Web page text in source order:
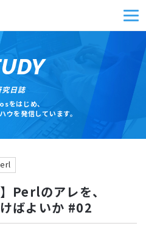
究日誌
をはじめ、
ウを発信しています。
Perlのアレを、
ばよいか #02